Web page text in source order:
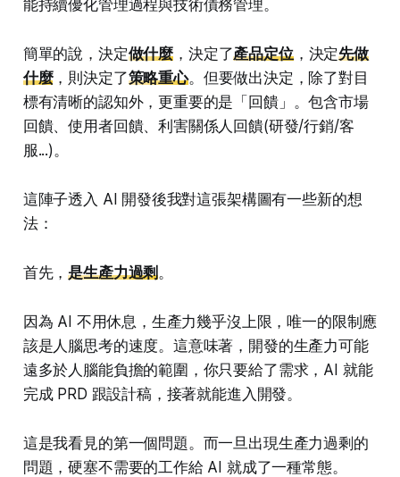
能持續優化管理過程與技術債務管理。
簡單的說，決定做什麼 ，決定了產品定位，決定先做
什麼，則決定了策略重心。但要做出決定，除了對目
標有清晰的認知外，更重要的是「回饋」。包含市場
回饋、使用者回饋、利害關係人回饋(研發/行銷/客
服...)。
這陣子透入 AI 開發後我對這張架構圖有一些新的想
法：
首先，是生產力過剩。
因為 AI 不用休息，生產力幾乎沒上限，唯一的限制應
該是人腦思考的速度。這意味著，開發的生產力可能
遠多於人腦能負擔的範圍，你只要給了需求，AI 就能
完成 PRD 跟設計稿，接著就能進入開發。
這是我看見的第一個問題。而一旦出現生產力過剩的
問題，硬塞不需要的工作給 AI 就成了一種常態。